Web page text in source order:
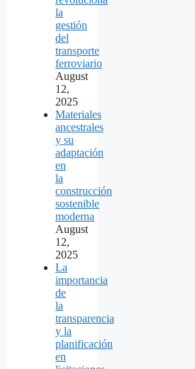
la
gestión
del
transporte
ferroviario
August
12,
2025
Materiales
ancestrales
y su
adaptación
en
la
construcción
sostenible
moderna
August
12,
2025
La
importancia
de
la
transparencia
y la
planificación
en